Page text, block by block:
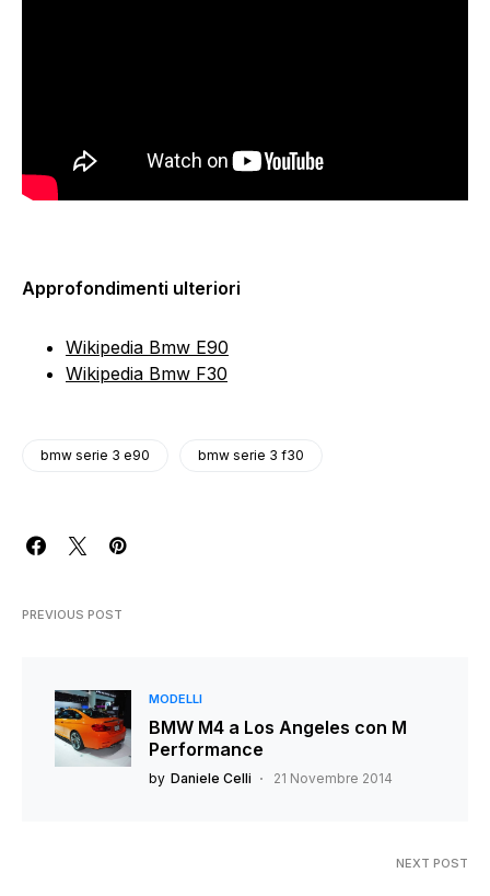
Approfondimenti ulteriori
Wikipedia Bmw E90
Wikipedia Bmw F30
bmw serie 3 e90 bmw serie 3 f30
PREVIOUS POST
MODELLI
BMW M4 a Los Angeles con M
Performance
by Daniele Celli 21 Novembre 2014
NEXT POST